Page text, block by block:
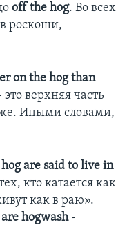
off the hog. Во всех
роскоши,
on the hog than
верхняя часть
Иными словами,
are said to live in
кто катается как
как в раю».
hogwash-